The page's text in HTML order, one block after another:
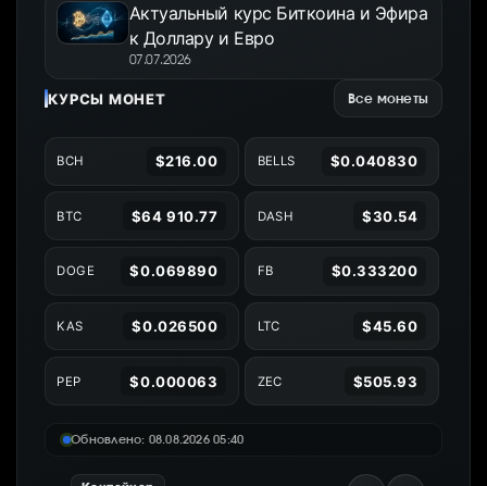
Актуальный курс Биткоина и Эфира
к Доллару и Евро
07.07.2026
КУРСЫ МОНЕТ Все монеты
BCH $216.00 BELLS $0.040830
BTC $64 910.77 DASH $30.54
DOGE $0.069890 FB $0.333200
KAS $0.026500 LTC $45.60
PEP $0.000063 ZEC $505.93
Обновлено: 08.08.2026 05:40